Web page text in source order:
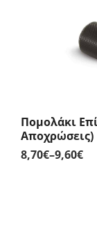
Πομολάκι
Αποχρώσεις)
8,70€–9,60€